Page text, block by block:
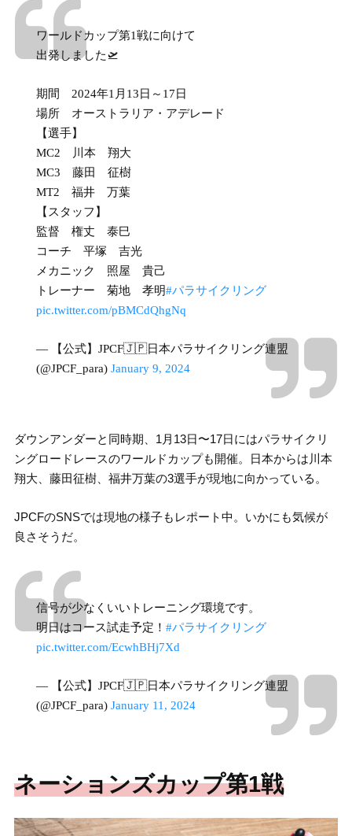
ワールドカップ第1戦に向けて
出発しました🛫
期間 2024年1月13日～17日
場所 オーストラリア・アデレード
【選手】
MC2 川本 翔大
MC3 藤田 征樹
MT2 福井 万葉
【スタッフ】
監督 権丈 泰巳
コーチ 平塚 吉光
メカニック 照屋 貴己
トレーナー 菊地 孝明#パラサイクリング
pic.twitter.com/pBMCdQhgNq
— 【公式】JPCF🇯🇵日本パラサイクリング連盟
(@JPCF_para) January 9, 2024
ダウンアンダーと同時期、1月13日〜17日にはパラサイクリ
ングロードレースのワールドカップも開催。日本からは川本
翔大、藤田征樹、福井万葉の3選手が現地に向かっている。
JPCFのSNSでは現地の様子もレポート中。いかにも気候が
良さそうだ。
信号が少なくいいトレーニング環境です。
明日はコース試走予定！ #パラサイクリング
pic.twitter.com/EcwhBHj7Xd
— 【公式】JPCF🇯🇵日本パラサイクリング連盟
(@JPCF_para) January 11, 2024
ネーションズカップ第1戦